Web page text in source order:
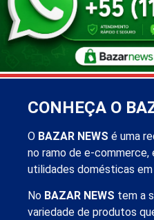
CONHEÇA O
O BAZAR NEWS é uma
no ramo de e-commerce,
utilidades domésticas
No BAZAR NEWS tem a
variedade de produtos